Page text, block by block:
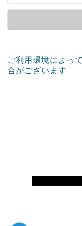
ご利用環境によっ
合がございます